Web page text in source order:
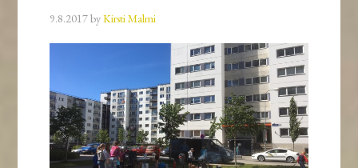
9.8.2017byKirsti Malmi